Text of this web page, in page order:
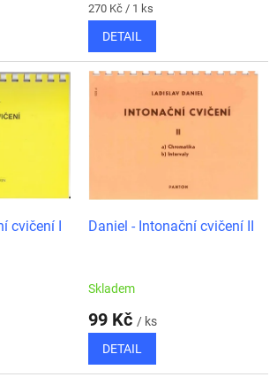
Měrná
cena:
270 Kč / 1 ks
DETAIL
cvičení I Daniel - Intonační cvičení II
Skladem
99 Kč / ks
DETAIL